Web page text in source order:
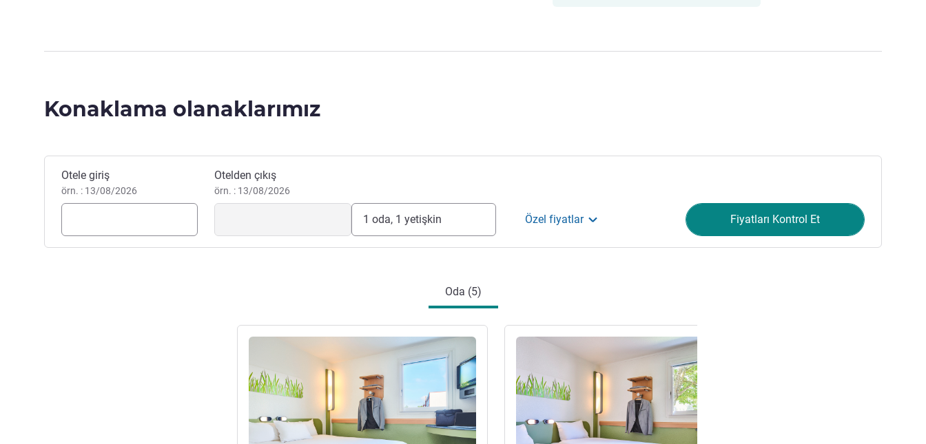
Konaklama olanaklarımız
Bu otelde rezervasyon yaptırın
Otele giriş
örn. : 13/08/2026
Otelden çıkış
örn. : 13/08/2026
1 oda, 1 yetişkin Özel fiyatlar Fiyatları Kontrol Et
Oda (5)
Ayrıntıları göster Ayrıntıları göster